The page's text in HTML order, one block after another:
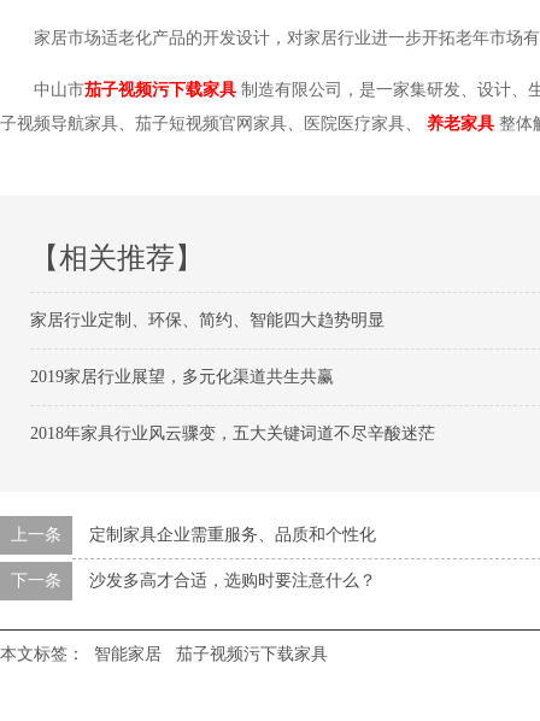
家居市场适老化产品的开发设计，对家居行业进一步开拓老年市场有
中山市茄子视频污下载家具 制造有限公司，是一家集研发、设计
子视频导航家具、茄子短视频官网家具、医院医疗家具、 养老家具 整体
【相关推荐】
家居行业定制、环保、简约、智能四大趋势明显
2019家居行业展望，多元化渠道共生共赢
2018年家具行业风云骤变，五大关键词道不尽辛酸迷茫
上一条 定制家具企业需重服务、品质和个性化
下一条 沙发多高才合适，选购时要注意什么？
本文标签： 智能家居 茄子视频污下载家具